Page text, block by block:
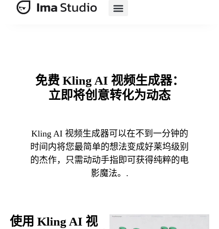
免费 Kling AI 视频生成器：
立即将创意转化为动态
Kling AI 视频生成器可以在不到一分钟的
时间内将您最简单的想法变成好莱坞级别
的杰作，只需动动手指即可获得纯粹的电
影魔法。.
使用 Kling AI 视